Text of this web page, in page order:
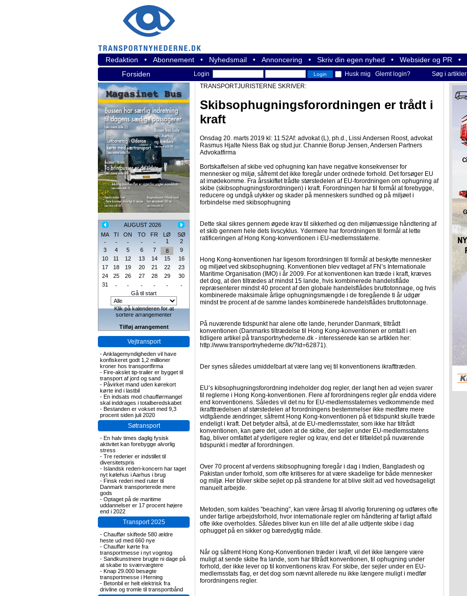
Redaktion • Abonnement • Nyhedsmail • Annoncering • Skriv din egen nyhed • Websider og PR •
Forsiden
Login Husk mig Glemt login? Søg i artikler
AUGUST 2026
MA
TI ON TO FR LØ
SØ
-
- - - - 1
2
3
4 5 6 7 8
9
10
11 12 13 14 15
16
17
18 19 20 21 22
23
24
25 26 27 28 29
30
31
- - - - -
-
Gå til start
Klik på kalenderen for at
sortere arrangementer
Tilføj arrangement
Vejtransport
-Anklagemyndigheden vil have
konfiskeret godt 1,2 millioner
kroner hos transportfirma
- Fire-akslet tip-trailer er bygget til
transport af jord og sand
- Påvirket mand uden kørekort
kørte ind i lastbil
- En indsats mod chaufførmangel
skal inddrages i totalberedskabet
- Bestanden er vokset med 9,3
procent siden juli 2020
Søtransport
- En halv times daglig fysisk
aktivitet kan forebygge alvorlig
stress
- Tre rederier er indstillet til
diversitetspris
- Islandsk rederi-koncern har taget
nyt kølehus i Aarhus i brug
- Finsk rederi med ruter til
Danmark transporterede mere
gods
- Optaget på de maritime
uddannelser er 17 procent højere
end i 2022
Transport 2025
- Chauffør skiftede 580 ældre
heste ud med 660 nye
- Chauffør kørte fra
transportmesse i nyt vogntog
- Sandkunstnere brugte ni dage på
at skabe to sværvægtere
- Knap 29.000 besøgte
transportmesse i Herning
- Betonbil er helt elektrisk fra
drivline og tromle til transportbånd
TRANSPORTJURISTERNE SKRIVER:
Skibsophugningsforordningen er trådt i
kraft
Onsdag 20. marts 2019 kl: 11:52Af: advokat (L), ph.d., Lissi Andersen Roost, advokat
Rasmus Hjalte Niess Bak og stud.jur. Channie Borup Jensen, Andersen Partners
Advokatfirma
Bortskaffelsen af skibe ved ophugning kan have negative konsekvenser for
mennesker og miljø, såfremt det ikke foregår under ordnede forhold. Det forsøger EU
at imødekomme. Fra årsskiftet trådte størstedelen af EU-forordningen om ophugning af
skibe (skibsophugningsforordningen) i kraft. Forordningen har til formål at forebygge,
reducere og undgå ulykker og skader på menneskers sundhed og på miljøet i
forbindelse med skibsophugning
Dette skal sikres gennem øgede krav til sikkerhed og den miljømæssige håndtering af
et skib gennem hele dets livscyklus. Ydermere har forordningen til formål at lette
ratificeringen af Hong Kong-konventionen i EU-medlemsstaterne.
Hong Kong-konventionen har ligesom forordningen til formål at beskytte mennesker
og miljøet ved skibsophugning. Konventionen blev vedtaget af FN’s Internationale
Maritime Organisation (IMO) i år 2009. For at konventionen kan træde i kraft, kræves
det dog, at den tiltrædes af mindst 15 lande, hvis kombinerede handelsflåde
repræsenterer mindst 40 procent af den globale handelsflådes bruttotonnage, og hvis
kombinerede maksimale årlige ophugningsmængde i de foregående ti år udgør
mindst tre procent af de samme landes kombinerede handelsflådes bruttotonnage.
På nuværende tidspunkt har alene otte lande, herunder Danmark, tiltrådt
konventionen (Danmarks tiltrædelse til Hong Kong-konventionen er omtalt i en
tidligere artikel på transportnyhederne.dk - interesserede kan se artiklen her:
http://www.transportnyhederne.dk/?Id=62871).
Der synes således umiddelbart at være lang vej til konventionens ikrafttræden.
EU’s kibsophugningsforordning indeholder dog regler, der langt hen ad vejen svarer
til reglerne i Hong Kong-konventionen. Flere af forordningens regler går endda videre
end konventionens. Således vil det nu for EU-medlemsstaternes vedkommende med
ikrafttrædelsen af størstedelen af forordningens bestemmelser ikke medføre mere
vidtgående ændringer, såfremt Hong Kong-konventionen på et tidspunkt skulle træde
endeligt i kraft. Det betyder altså, at de EU-medlemsstater, som ikke har tiltrådt
konventionen, kan gøre det, uden at de skibe, der sejler under EU-medlemsstatens
flag, bliver omfattet af yderligere regler og krav, end det er tilfældet på nuværende
tidspunkt i medfør af forordningen.
Over 70 procent af verdens skibsophugning foregår i dag i Indien, Bangladesh og
Pakistan under forhold, som ofte kritiseres for at være skadelige for både mennesker
og miljø. Her bliver skibe sejlet op på strandene for at blive skilt ad ved hovedsageligt
manuelt arbejde.
Metoden, som kaldes ”beaching”, kan være årsag til alvorlig forurening og udføres ofte
under farlige arbejdsforhold, hvor internationale regler om håndtering af farligt affald
ofte ikke overholdes. Således bliver kun en lille del af alle udtjente skibe i dag
ophugget på en sikker og bæredygtig måde.
Når og såfremt Hong Kong-Konventionen træder i kraft, vil det ikke længere være
muligt at sende skibe fra lande, som har tiltrådt konventionen, til ophugning under
forhold, der ikke lever op til konventionens krav. For skibe, der sejler under en EU-
medlemsstats flag, er det dog som nævnt allerede nu ikke længere muligt i medfør
forordningens regler.